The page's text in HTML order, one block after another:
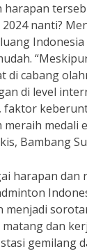
harapan
2024 nanti?
di cabang
di level
faktor
medali
Bambang
harapan dan
menjadi
dan
gemilang